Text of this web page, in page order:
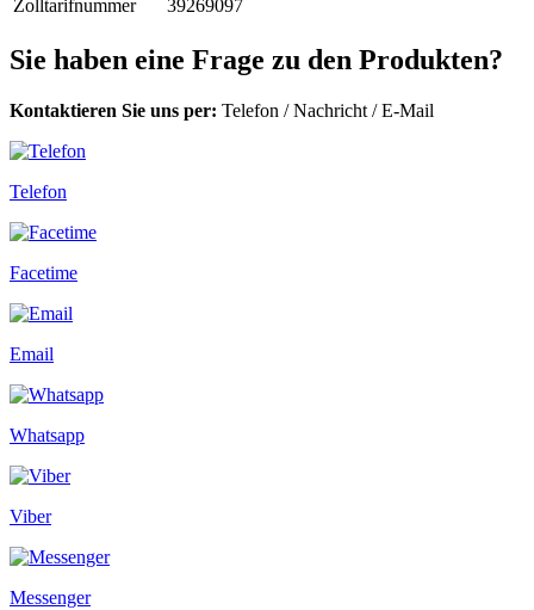
Zolltarifnummer
39269097
Sie haben eine Frage zu den Produkten?
Kontaktieren Sie uns per: Telefon /Nachricht /E-Mail
Telefon
Facetime
Email
Whatsapp
Viber
Messenger